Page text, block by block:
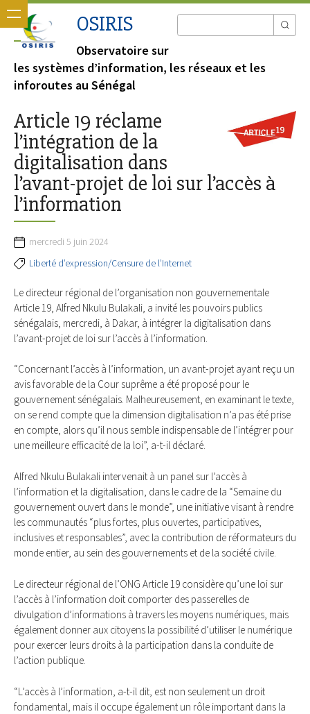
OSIRIS
Observatoire sur
les systèmes d’information, les réseaux et les
inforoutes au Sénégal
Article 19 réclame
l’intégration de la
digitalisation dans
l’avant-projet de loi sur l’accès à
l’information
mercredi 5 juin 2024
Liberté d’expression/Censure de l’Internet
Le directeur régional de l’organisation non gouvernementale
Article 19, Alfred Nkulu Bulakali, a invité les pouvoirs publics
sénégalais, mercredi, à Dakar, à intégrer la digitalisation dans
l’avant-projet de loi sur l’accès à l’information.
“Concernant l’accès à l’information, un avant-projet ayant reçu un
avis favorable de la Cour suprême a été proposé pour le
gouvernement sénégalais. Malheureusement, en examinant le texte,
on se rend compte que la dimension digitalisation n’a pas été prise
en compte, alors qu’il nous semble indispensable de l’intégrer pour
une meilleure efficacité de la loi”, a-t-il déclaré.
Alfred Nkulu Bulakali intervenait à un panel sur l’accès à
l’information et la digitalisation, dans le cadre de la “Semaine du
gouvernement ouvert dans le monde”, une initiative visant à rendre
les communautés “plus fortes, plus ouvertes, participatives,
inclusives et responsables”, avec la contribution de réformateurs du
monde entier, au sein des gouvernements et de la société civile.
Le directeur régional de l’ONG Article 19 considère qu’une loi sur
l’accès à l’information doit comporter des passerelles de
divulgation d’informations à travers les moyens numériques, mais
également donner aux citoyens la possibilité d’utiliser le numérique
pour exercer leurs droits à la participation dans la conduite de
l’action publique.
“L’accès à l’information, a-t-il dit, est non seulement un droit
fondamental, mais il occupe également un rôle important dans la